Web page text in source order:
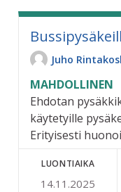
Juho
MAHDOLLINEN
Ehdotan
käytetyille
Erityisesti
LUONTIAIKA
14.11.2025